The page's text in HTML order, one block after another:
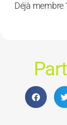
Déjà membre